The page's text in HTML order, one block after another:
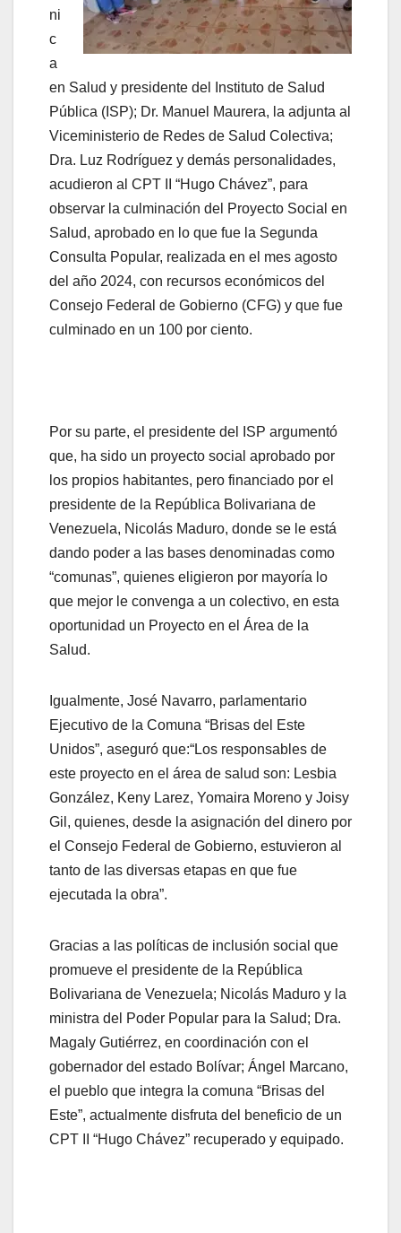
ni
c
a
en Salud y presidente del Instituto de Salud
Pública (ISP); Dr. Manuel Maurera, la adjunta al
Viceministerio de Redes de Salud Colectiva;
Dra. Luz Rodríguez y demás personalidades,
acudieron al CPT II “Hugo Chávez”, para
observar la culminación del Proyecto Social en
Salud, aprobado en lo que fue la Segunda
Consulta Popular, realizada en el mes agosto
del año 2024, con recursos económicos del
Consejo Federal de Gobierno (CFG) y que fue
culminado en un 100 por ciento.
Por su parte, el presidente del ISP argumentó
que, ha sido un proyecto social aprobado por
los propios habitantes, pero financiado por el
presidente de la República Bolivariana de
Venezuela, Nicolás Maduro, donde se le está
dando poder a las bases denominadas como
“comunas”, quienes eligieron por mayoría lo
que mejor le convenga a un colectivo, en esta
oportunidad un Proyecto en el Área de la
Salud.
Igualmente, José Navarro, parlamentario
Ejecutivo de la Comuna “Brisas del Este
Unidos”, aseguró que:“Los responsables de
este proyecto en el área de salud son: Lesbia
González, Keny Larez, Yomaira Moreno y Joisy
Gil, quienes, desde la asignación del dinero por
el Consejo Federal de Gobierno, estuvieron al
tanto de las diversas etapas en que fue
ejecutada la obra”.
Gracias a las políticas de inclusión social que
promueve el presidente de la República
Bolivariana de Venezuela; Nicolás Maduro y la
ministra del Poder Popular para la Salud; Dra.
Magaly Gutiérrez, en coordinación con el
gobernador del estado Bolívar; Ángel Marcano,
el pueblo que integra la comuna “Brisas del
Este”, actualmente disfruta del beneficio de un
CPT II “Hugo Chávez” recuperado y equipado.